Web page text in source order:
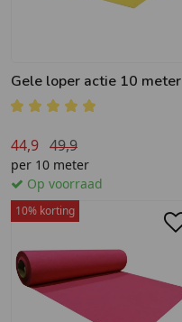
Gele loper actie 10 meter
44,9 49,9
per 10 meter
Op voorraad
10% korting